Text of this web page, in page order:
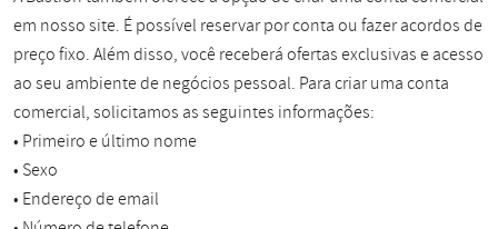
em nosso site. É possível reservar por conta ou fazer acordos de
preço fixo. Além disso, você receberá ofertas exclusivas e acesso
ao seu ambiente de negócios pessoal. Para criar uma conta
comercial, solicitamos as seguintes informações:
• Primeiro e último nome
• Sexo
• Endereço de email